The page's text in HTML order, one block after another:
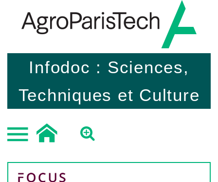
Infodoc : Sciences,
Techniques et Culture